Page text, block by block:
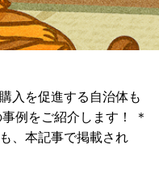
入を促進する自治体も
例をご紹介します！ ＊
、本記事で掲載され